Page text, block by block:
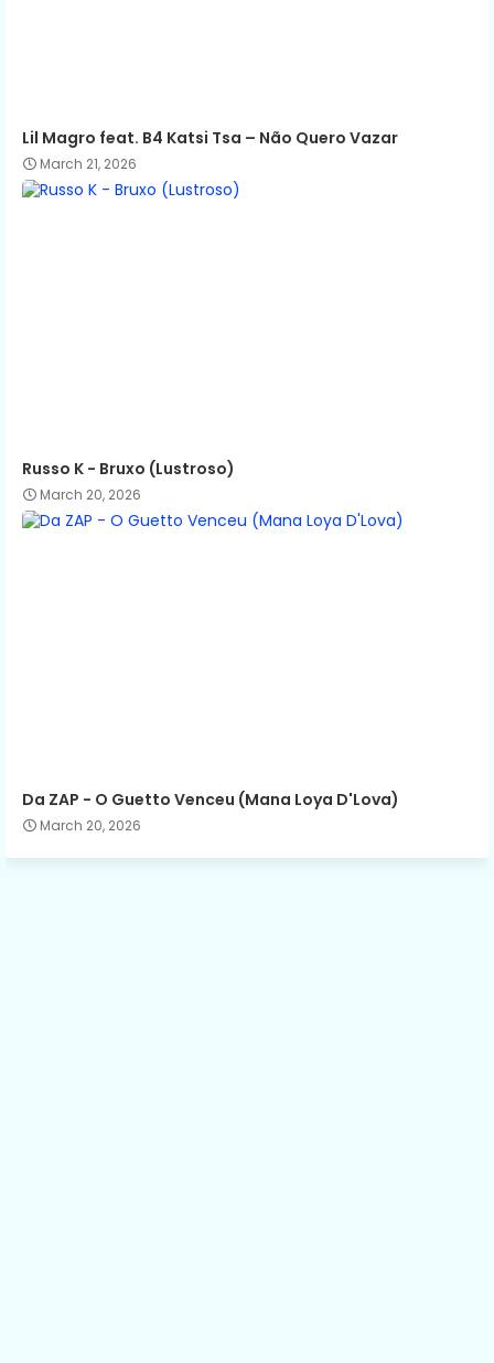
Lil Magro feat. B4 Katsi Tsa – Não Quero Vazar
March 21, 2026
Russo K - Bruxo (Lustroso)
March 20, 2026
Da ZAP - O Guetto Venceu (Mana Loya D'Lova)
March 20, 2026